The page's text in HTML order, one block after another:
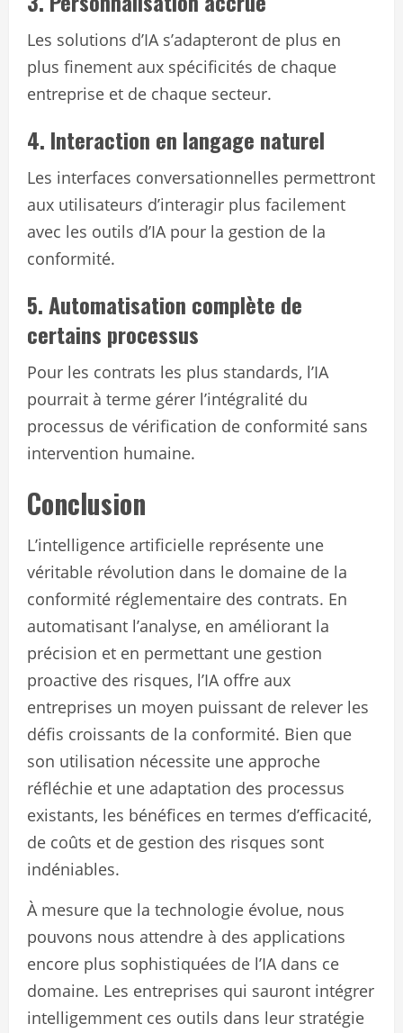
Les solutions d’IA s’adapteront de plus en
plus finement aux spécificités de chaque
entreprise et de chaque secteur.
4. Interaction en langage naturel
Les interfaces conversationnelles permettront
aux utilisateurs d’interagir plus facilement
avec les outils d’IA pour la gestion de la
conformité.
5. Automatisation complète de
certains processus
Pour les contrats les plus standards, l’IA
pourrait à terme gérer l’intégralité du
processus de vérification de conformité sans
intervention humaine.
Conclusion
L’intelligence artificielle représente une
véritable révolution dans le domaine de la
conformité réglementaire des contrats. En
automatisant l’analyse, en améliorant la
précision et en permettant une gestion
proactive des risques, l’IA offre aux
entreprises un moyen puissant de relever les
défis croissants de la conformité. Bien que
son utilisation nécessite une approche
réfléchie et une adaptation des processus
existants, les bénéfices en termes d’efficacité,
de coûts et de gestion des risques sont
indéniables.
À mesure que la technologie évolue, nous
pouvons nous attendre à des applications
encore plus sophistiquées de l’IA dans ce
domaine. Les entreprises qui sauront intégrer
intelligemment ces outils dans leur stratégie